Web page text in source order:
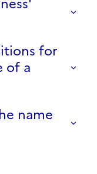
for
of a
name